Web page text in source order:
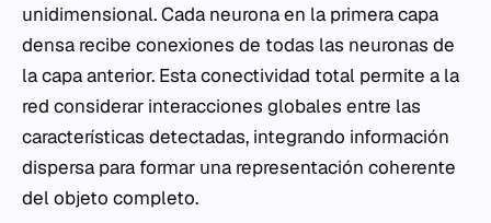
unidimensional. Cada neurona en la primera capa
densa recibe conexiones de todas las neuronas de
la capa anterior. Esta conectividad total permite a la
red considerar interacciones globales entre las
características detectadas, integrando información
dispersa para formar una representación coherente
del objeto completo.